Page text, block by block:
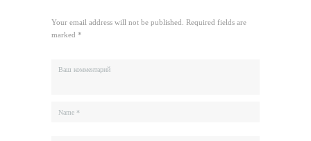
Your email address will not be published. Required fields are
marked *